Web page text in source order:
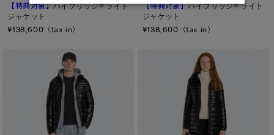
【特典対象】ハイブリッジ® ライト
ジャケット
¥138,600（tax in）
【特典対象】ハイブリッジ® ライト
ジャケット
¥138,600（tax in）